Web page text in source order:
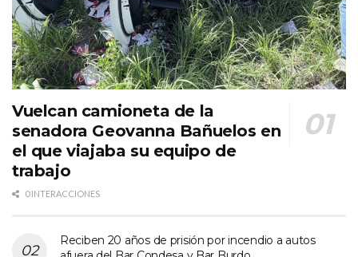
Vuelcan camioneta de la
senadora Geovanna Bañuelos en
el que viajaba su equipo de
trabajo
0 INTERACCIONES
Reciben 20 años de prisión por incendio a autos